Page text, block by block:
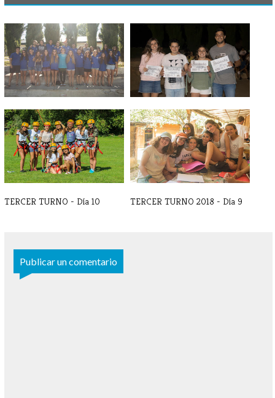
TERCER TURNO 2018 -
Despedida, hora[...]
TERCER TURNO 2018 - Día 11
TERCER TURNO - Día 10 TERCER TURNO 2018 - Día 9
Publicar un comentario